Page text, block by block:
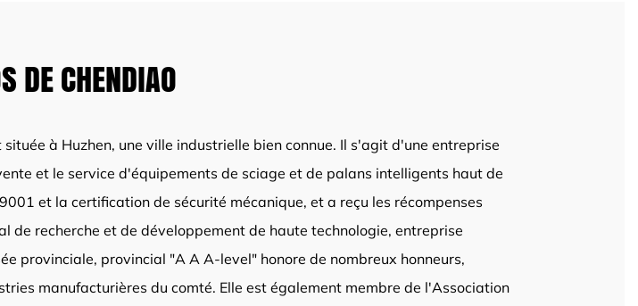
DE CHENDIAO
à Huzhen, une ville industrielle bien connue. Il s'agit d'une entreprise
et le service d'équipements de sciage et de palans intelligents haut de
et la certification de sécurité mécanique, et a reçu les récompenses
recherche et de développement de haute technologie, entreprise
provinciale, provincial "A A A-level" honore de nombreux honneurs,
manufacturières du comté. Elle est également membre de l'Association